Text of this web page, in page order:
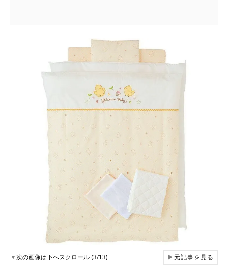
▼次の画像は下へスクロール (3/13) ▶元記事を見る